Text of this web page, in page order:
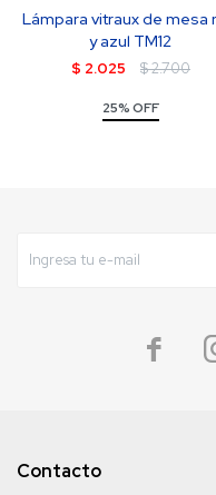
Lámpara vitraux de mesa
y azul TM12
$ 2.025 $2.700
25% OFF

Contacto